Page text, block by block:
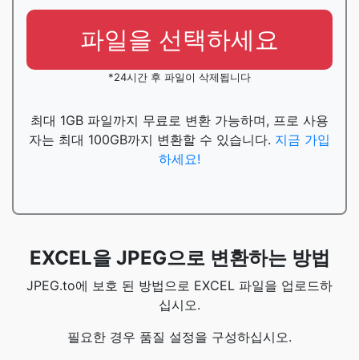
파일을 선택하세요
*24시간 후 파일이 삭제됩니다
최대 1GB 파일까지 무료로 변환 가능하며, 프로 사용
자는 최대 100GB까지 변환할 수 있습니다. 지금 가입
하세요!
EXCEL을 JPEG으로 변환하는 방법
JPEG.to에 보호 된 방법으로 EXCEL 파일을 업로드하
십시오.
필요한 경우 품질 설정을 구성하십시오.